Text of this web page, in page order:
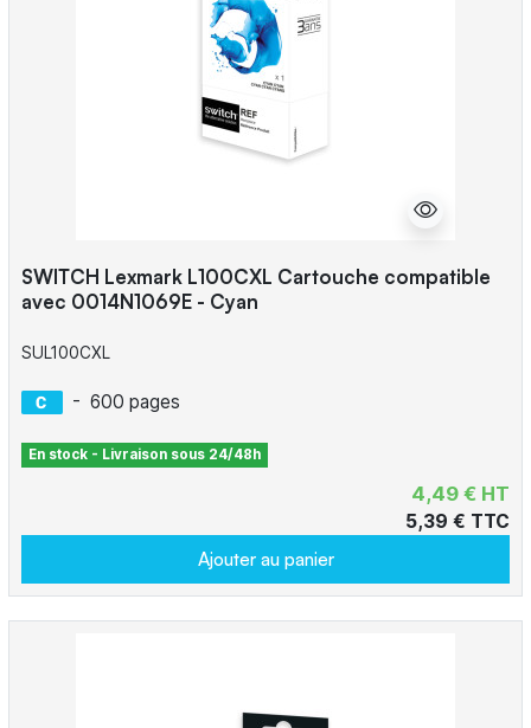
SWITCH Lexmark L100CXL Cartouche compatible
avec 0014N1069E - Cyan
SUL100CXL
- 600 pages
En stock - Livraison sous 24/48h
4,49 € HT
5,39 € TTC
Ajouter au panier